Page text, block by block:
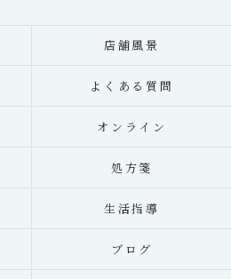
店舗風景
よくある質問
オンライン
処方箋
生活指導
ブログ